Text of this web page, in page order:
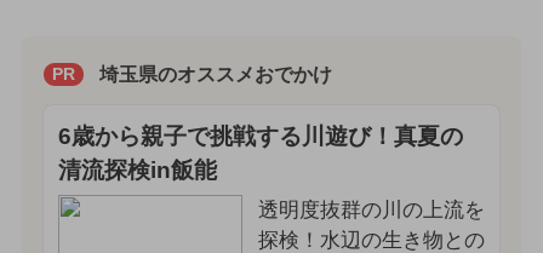
PR 埼玉県のオススメおでかけ
6歳から親子で挑戦する川遊び！真夏の
清流探検in飯能
透明度抜群の川の上流を
探検！水辺の生き物との